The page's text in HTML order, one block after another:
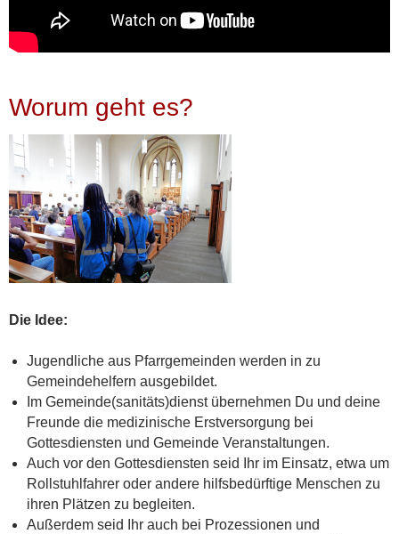
Worum geht es?
Die Idee:
Jugendliche aus Pfarrgemeinden werden in zu
Gemeindehelfern ausgebildet.
Im Gemeinde(sanitäts)dienst übernehmen Du und deine
Freunde die medizinische Erstversorgung bei
Gottesdiensten und Gemeinde Veranstaltungen.
Auch vor den Gottesdiensten seid Ihr im Einsatz, etwa um
Rollstuhlfahrer oder andere hilfsbedürftige Menschen zu
ihren Plätzen zu begleiten.
Außerdem seid Ihr auch bei Prozessionen und